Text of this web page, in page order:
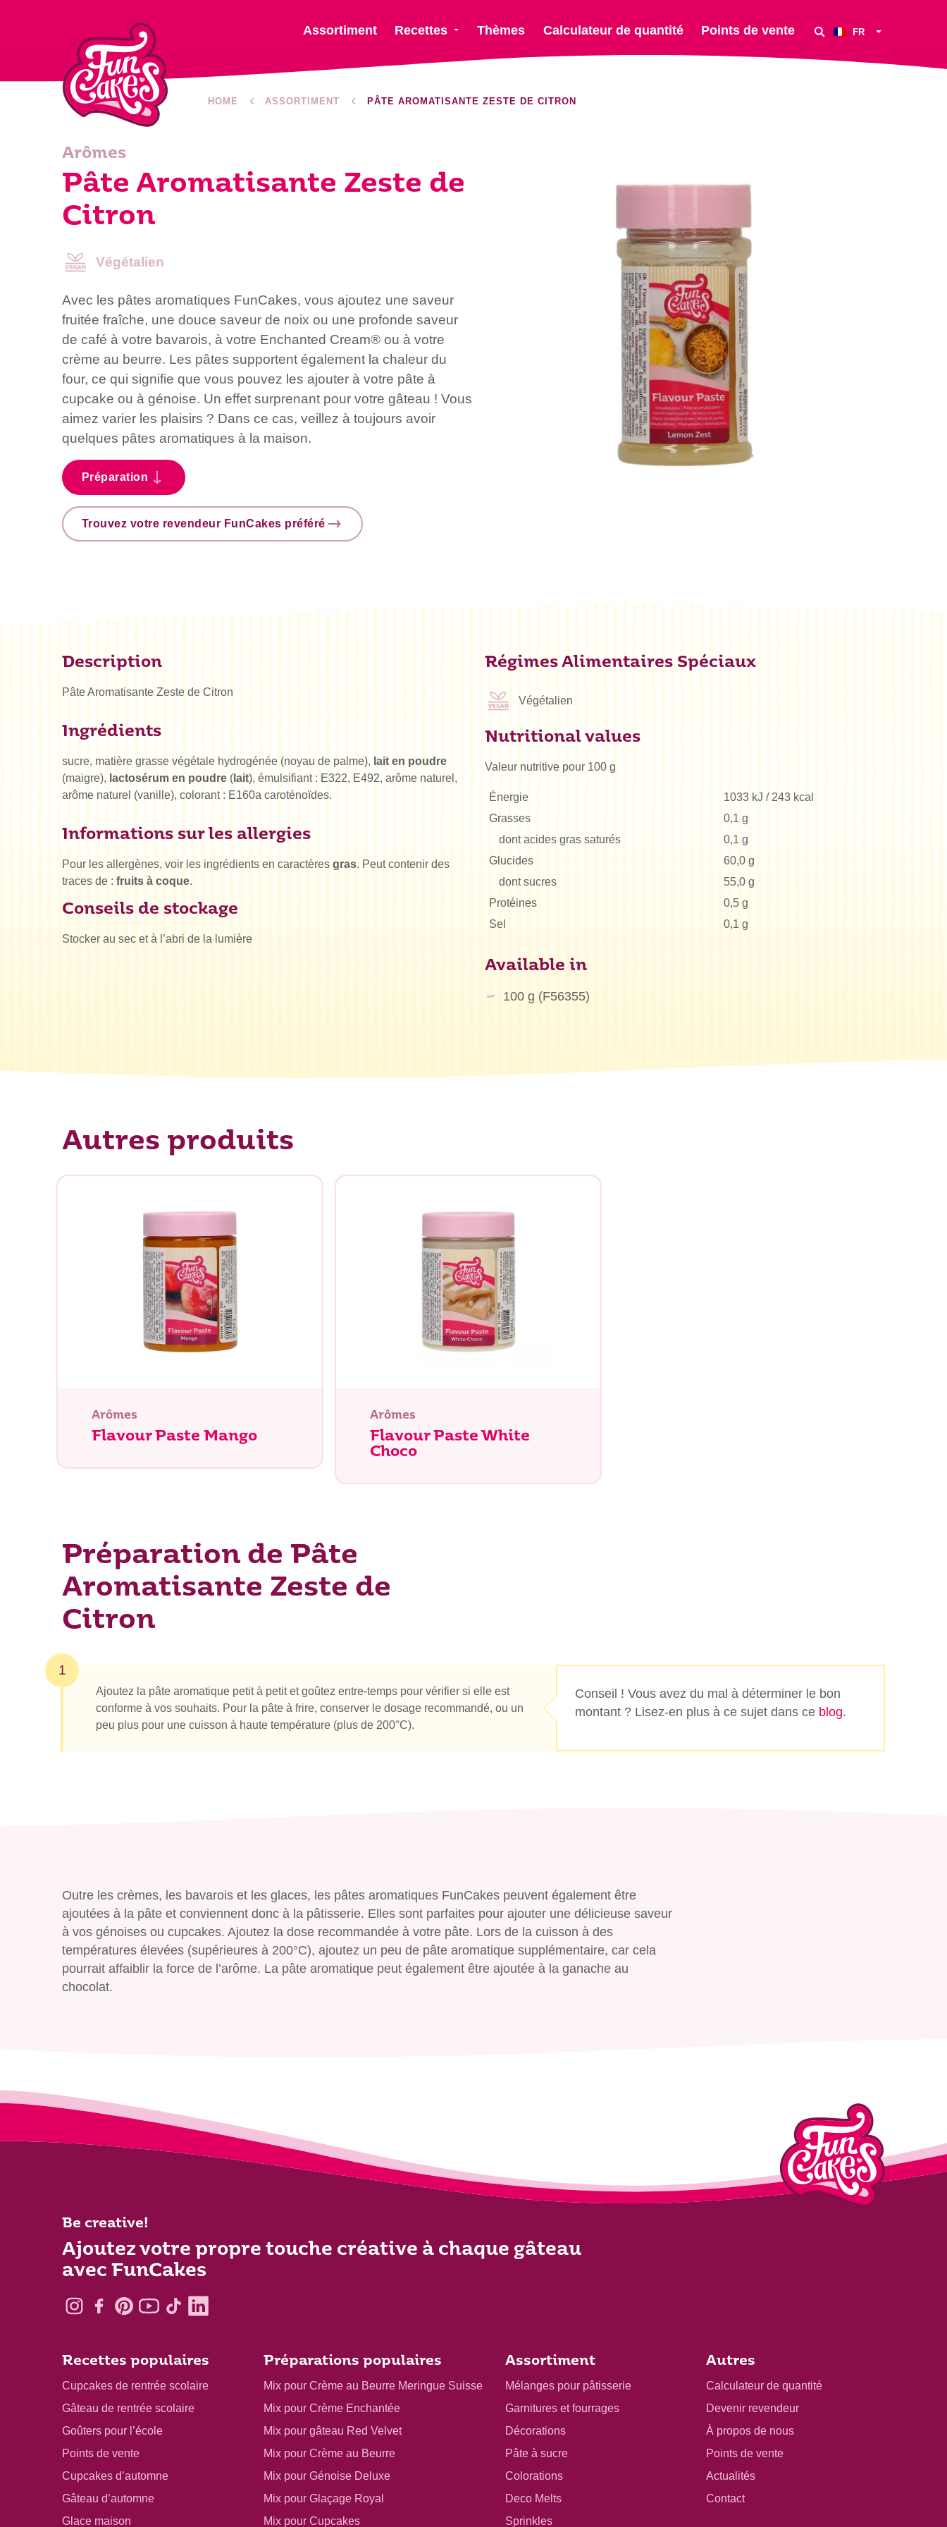
Assortiment Recettes Thèmes Calculateur de quantité Points de vente FR
Que recherchez-vous ?
HOME ASSORTIMENT PÂTE AROMATISANTE ZESTE DE CITRON
Arômes
Pâte Aromatisante Zeste de
Citron
Végétalien
Avec les pâtes aromatiques FunCakes, vous ajoutez une saveur
fruitée fraîche, une douce saveur de noix ou une profonde saveur
de café à votre bavarois, à votre Enchanted Cream® ou à votre
crème au beurre. Les pâtes supportent également la chaleur du
four, ce qui signifie que vous pouvez les ajouter à votre pâte à
cupcake ou à génoise. Un effet surprenant pour votre gâteau ! Vous
aimez varier les plaisirs ? Dans ce cas, veillez à toujours avoir
quelques pâtes aromatiques à la maison.
Préparation
Trouvez votre revendeur FunCakes préféré
Description
Pâte Aromatisante Zeste de Citron
Ingrédients
sucre, matière grasse végétale hydrogénée (noyau de palme), lait en poudre
(maigre), lactosérum en poudre ( lait), émulsifiant : E322, E492, arôme naturel,
arôme naturel (vanille), colorant : E160a caroténoïdes.
Informations sur les allergies
Pour les allergènes, voir les ingrédients en caractères gras. Peut contenir des
traces de : fruits à coque.
Conseils de stockage
Stocker au sec et à l’abri de la lumière
Régimes Alimentaires Spéciaux
Végétalien
Nutritional values
Valeur nutritive pour 100 g
Énergie
1033 kJ / 243 kcal
Grasses
0,1 g
dont acides gras saturés
0,1 g
Glucides
60,0 g
dont sucres
55,0 g
Protéines
0,5 g
Sel
0,1 g
Available in
100 g (F56355)
Autres produits
Arômes
Flavour Paste Mango
Arômes
Flavour Paste White
Choco
Préparation de Pâte
Aromatisante Zeste de
Citron
1
Ajoutez la pâte aromatique petit à petit et goûtez entre-temps pour vérifier si elle est
conforme à vos souhaits. Pour la pâte à frire, conserver le dosage recommandé, ou un
peu plus pour une cuisson à haute température (plus de 200°C).
Conseil ! Vous avez du mal à déterminer le bon
montant ? Lisez-en plus à ce sujet dans ce blog.
Outre les crèmes, les bavarois et les glaces, les pâtes aromatiques FunCakes peuvent également être
ajoutées à la pâte et conviennent donc à la pâtisserie. Elles sont parfaites pour ajouter une délicieuse saveur
à vos génoises ou cupcakes. Ajoutez la dose recommandée à votre pâte. Lors de la cuisson à des
températures élevées (supérieures à 200°C), ajoutez un peu de pâte aromatique supplémentaire, car cela
pourrait affaiblir la force de l’arôme. La pâte aromatique peut également être ajoutée à la ganache au
chocolat.
Be creative!
Ajoutez votre propre touche créative à chaque gâteau
avec FunCakes
Recettes populaires
Cupcakes de rentrée scolaire
Gâteau de rentrée scolaire
Goûters pour l’école
Points de vente
Cupcakes d’automne
Gâteau d’automne
Glace maison
Préparations populaires
Mix pour Crème au Beurre Meringue Suisse
Mix pour Crème Enchantée
Mix pour gâteau Red Velvet
Mix pour Crème au Beurre
Mix pour Génoise Deluxe
Mix pour Glaçage Royal
Mix pour Cupcakes
Assortiment
Mélanges pour pâtisserie
Garnitures et fourrages
Décorations
Pâte à sucre
Colorations
Deco Melts
Sprinkles
Autres
Calculateur de quantité
Devenir revendeur
À propos de nous
Points de vente
Actualités
Contact